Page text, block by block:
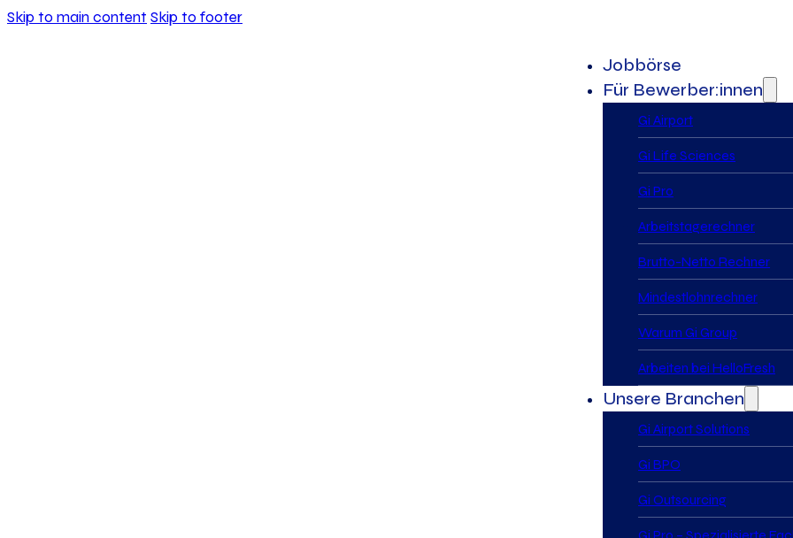
Skip to main content Skip to footer
Jobbörse
Für Bewerber:innen
Gi Airport
Gi Life Sciences
Gi Pro
Arbeitstagerechner
Brutto-Netto Rechner
Mindestlohnrechner
Warum Gi Group
Arbeiten bei HelloFresh
Unsere Branchen
Gi Airport Solutions
Gi BPO
Gi Outsourcing
Gi Pro – Spezialisierte